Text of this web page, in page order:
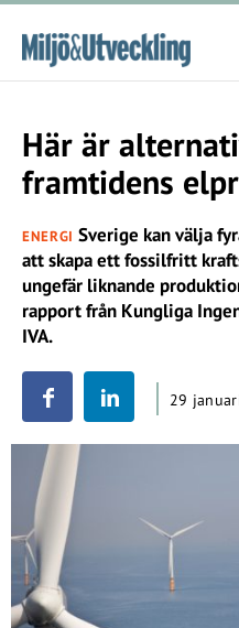
Här är
framtidens
ENERGI Sverige kan välja
att skapa ett fossilfritt
ungefär liknande
rapport från Kungliga
IVA.
29